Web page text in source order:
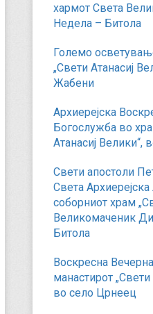
хармот Света
Недела – Битола
Големо
„Свети Атанасиј
Жабени
Архиерејска
Богослужба во
Атанасиј Велики“,
Свети апостоли
Света Архиерејска
соборниот храм
Великомаченик
Битола
Воскресна
манастирот
во село Црнеец